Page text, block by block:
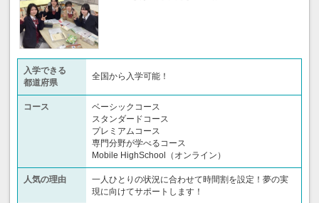
入学できる
都道府県
全国から入学可能！
コース
ベーシックコース
スタンダードコース
プレミアムコース
専門分野が学べるコース
Mobile HighSchool（オンライン）
人気の理由
一人ひとりの状況に合わせて時間割を設定！夢の実
現に向けてサポートします！